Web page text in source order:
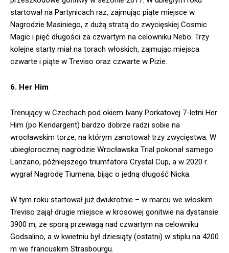
startował na Partynicach raz, zajmując piąte miejsce w
Nagrodzie Masiniego, z dużą stratą do zwycięskiej Cosmic
Magic i pięć długości za czwartym na celowniku Nebo. Trzy
kolejne starty miał na torach włoskich, zajmując miejsca
czwarte i piąte w Treviso oraz czwarte w Pizie.
6. Her Him
Trenujący w Czechach pod okiem Ivany Porkatovej 7-letni Her
Him (po Kendargent) bardzo dobrze radzi sobie na
wrocławskim torze, na którym zanotował trzy zwycięstwa. W
ubiegłorocznej nagrodzie Wrocławska Trial pokonał samego
Larizano, późniejszego triumfatora Crystal Cup, a w 2020 r.
wygrał Nagrodę Tiumena, bijąc o jedną długość Nicka.
W tym roku startował już dwukrotnie – w marcu we włoskim
Treviso zajął drugie miejsce w krosowej gonitwie na dystansie
3900 m, ze sporą przewagą nad czwartym na celowniku
Godsalino, a w kwietniu był dziesiąty (ostatni) w stiplu na 4200
m we francuskim Strasbourgu.